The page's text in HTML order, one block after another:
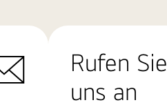
Rufen Sie
uns an